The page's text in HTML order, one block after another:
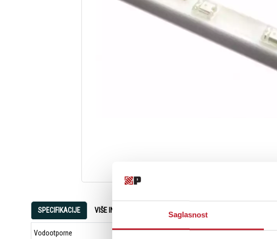
Saglasnost
SPECIFIKACIJE VIŠE INFORMACIJA OCENE
Vodootporne